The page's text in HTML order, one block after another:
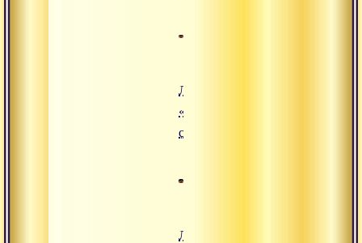
Лекция
«Типы
существ»
Лекция